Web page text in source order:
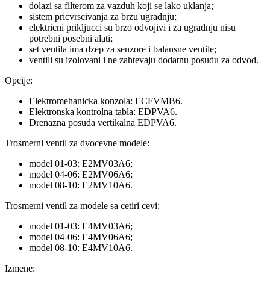
dolazi sa filterom za vazduh koji se lako uklanja;
sistem pricvrscivanja za brzu ugradnju;
elektricni prikljucci su brzo odvojivi i za ugradnju nisu
potrebni posebni alati;
set ventila ima dzep za senzore i balansne ventile;
ventili su izolovani i ne zahtevaju dodatnu posudu za odvod.
Opcije:
Elektromehanicka konzola: ECFVMB6.
Elektronska kontrolna tabla: EDPVA6.
Drenazna posuda vertikalna EDPVA6.
Trosmerni ventil za dvocevne modele:
model 01-03: E2MV03A6;
model 04-06: E2MV06A6;
model 08-10: E2MV10A6.
Trosmerni ventil za modele sa cetiri cevi:
model 01-03: E4MV03A6;
model 04-06: E4MV06A6;
model 08-10: E4MV10A6.
Izmene: